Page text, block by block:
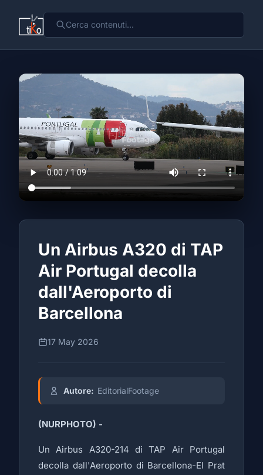
Un Airbus A320 di TAP
Air Portugal decolla
dall'Aeroporto di
Barcellona
17 May 2026
Autore: EditorialFootage
(NURPHOTO) -
Un Airbus A320-214 di TAP Air Portugal
decolla dall'Aeroporto di Barcellona-El Prat